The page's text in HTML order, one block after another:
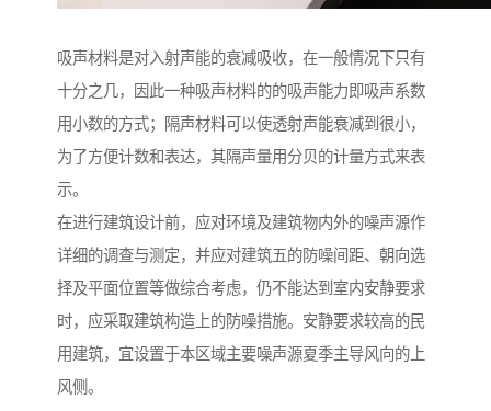
吸声材料是对入射声能的衰减吸收，在一般情况下只有
十分之几，因此一种吸声材料的的吸声能力即吸声系数
用小数的方式；隔声材料可以使透射声能衰减到很小，
为了方便计数和表达，其隔声量用分贝的计量方式来表
示。
在进行建筑设计前，应对环境及建筑物内外的噪声源作
详细的调查与测定，并应对建筑五的防噪间距、朝向选
择及平面位置等做综合考虑，仍不能达到室内安静要求
时，应采取建筑构造上的防噪措施。安静要求较高的民
用建筑，宜设置于本区域主要噪声源夏季主导风向的上
风侧。